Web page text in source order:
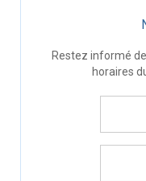
Restez informé
horaires